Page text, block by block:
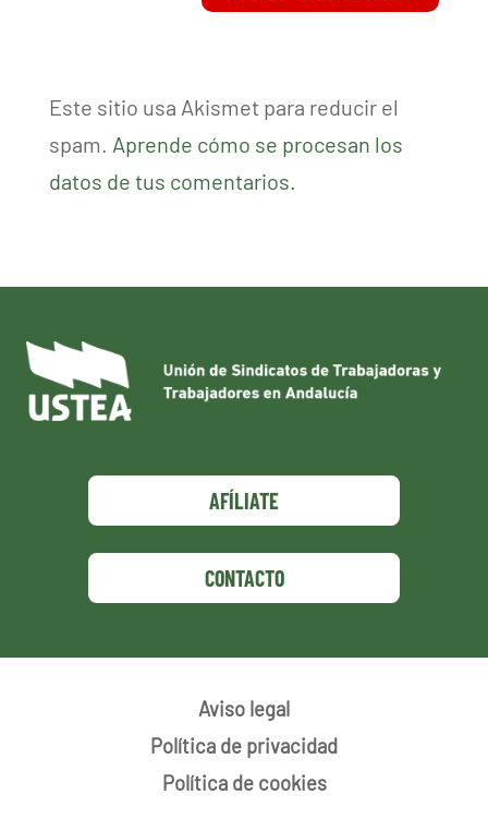
Este sitio usa Akismet para reducir el
spam. Aprende cómo se procesan los
datos de tus comentarios.
AFÍLIATE
CONTACTO
Aviso legal
Política de privacidad
Política de cookies